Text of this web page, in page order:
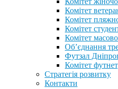
Комітет
Комітет
Комітет
Комітет
Обʼєднання
Футзал
Комітет
Стратегія розвитку
Контакти